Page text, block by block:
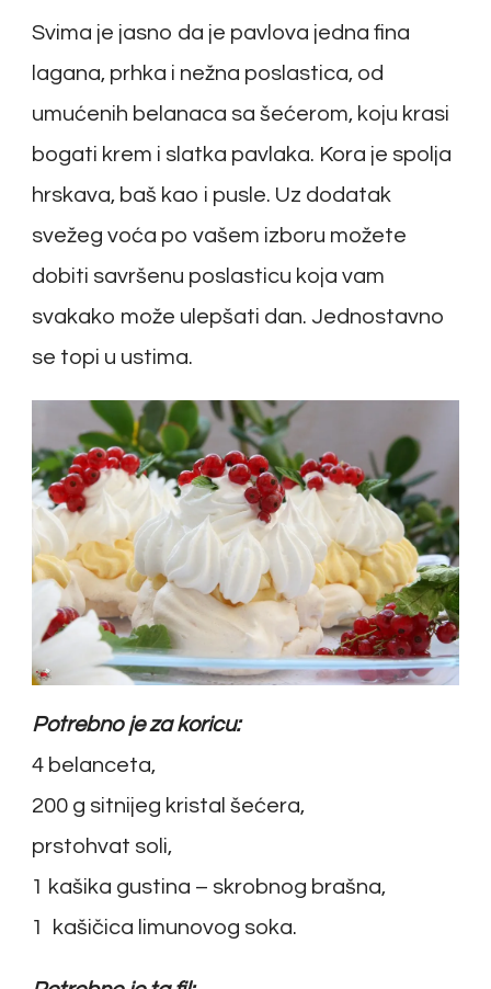
Svima je jasno da je pavlova jedna fina
lagana, prhka i nežna poslastica, od
umućenih belanaca sa šećerom, koju krasi
bogati krem i slatka pavlaka. Kora je spolja
hrskava, baš kao i pusle. Uz dodatak
svežeg voća po vašem izboru možete
dobiti savršenu poslasticu koja vam
svakako može ulepšati dan. Jednostavno
se topi u ustima.
Potrebno je za koricu:
4 belanceta,
200 g sitnijeg kristal šećera,
prstohvat soli,
1 kašika gustina – skrobnog brašna,
1 kašičica limunovog soka.